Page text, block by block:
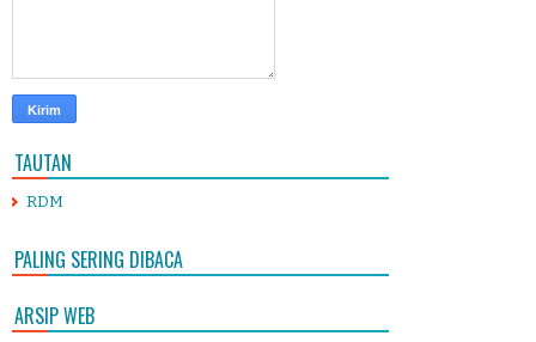
TAUTAN
RDM
PALING SERING DIBACA
ARSIP WEB